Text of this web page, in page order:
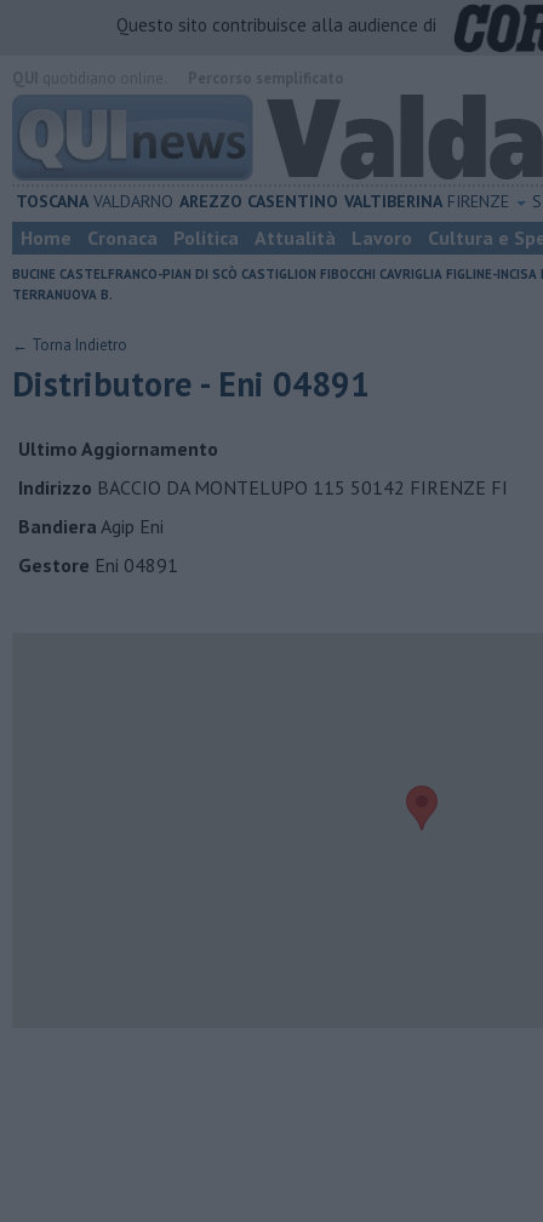
Questo sito contribuisce alla audience di
TOSCANA VALDARNO AREZZO CASENTINO VALTIBERINA FIRENZE
Home Cronaca Politica Attualità Lavoro Cultura e
BUCINE CASTELFRANCO-PIAN DI SCÒ CASTIGLION FIBOCCHI CAVRIGLIA FIGLINE-INCISA
TERRANUOVA B.
← Torna Indietro
Distributore - Eni 04891
Ultimo Aggiornamento
Indirizzo BACCIO DA MONTELUPO 115 50142 FIRENZE FI
Bandiera Agip Eni
Gestore Eni 04891